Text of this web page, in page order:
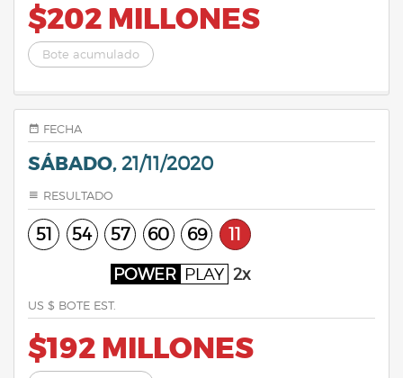
$202 MILLONES
Bote acumulado
FECHA
SÁBADO, 21/11/2020
RESULTADO
51 54 57 60 69 11
POWER PLAY 2x
US $ BOTE EST.
$192 MILLONES